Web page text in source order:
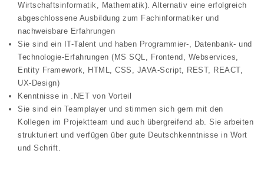
Wirtschaftsinformatik, Mathematik). Alternativ eine erfolgreich
abgeschlossene Ausbildung zum Fachinformatiker und
nachweisbare Erfahrungen
Sie sind ein IT-Talent und haben Programmier-, Datenbank- und
Technologie-Erfahrungen (MS SQL, Frontend, Webservices,
Entity Framework, HTML, CSS, JAVA-Script, REST, REACT,
UX-Design)
Kenntnisse in .NET von Vorteil
Sie sind ein Teamplayer und stimmen sich gern mit den
Kollegen im Projektteam und auch übergreifend ab. Sie arbeiten
strukturiert und verfügen über gute Deutschkenntnisse in Wort
und Schrift.